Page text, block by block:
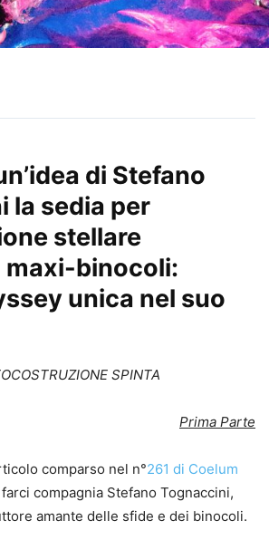
di Stefano
la sedia per
stellare
maxi-binocoli:
unica nel suo
SPINTA
Prima Parte
comparso nel n°261 di Coelum
compagnia Stefano Tognaccini,
amante delle sfide e dei binocoli.